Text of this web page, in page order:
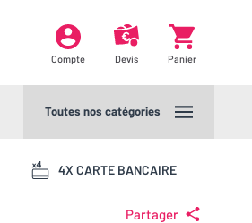
Compte Devis Panier
Toutes nos catégories
4X CARTE BANCAIRE
Partager